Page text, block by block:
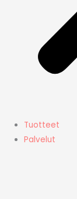
Tuotteet
Palvelut